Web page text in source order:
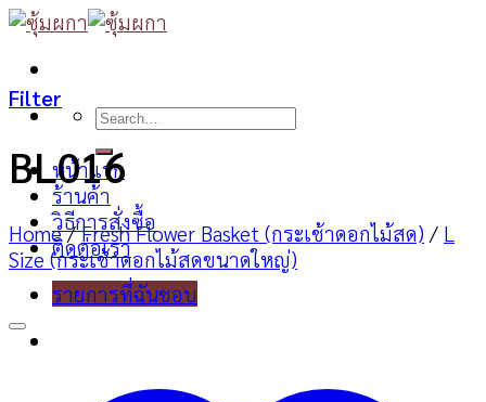
Skip
content
Search
หน้าแรก
ร้านค้า
วิธีการสั่งซื้อ
ติดต่อเรา
รายการที่ฉันชอบ
Filter
BL016
Home / Fresh Flower Basket (กระเช้าดอกไม้สด) / L
Size (กระเช้าดอกไม้สดขนาดใหญ่)